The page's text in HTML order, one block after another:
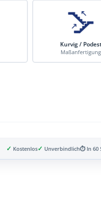
Kurvig /
Maßanfertigung
✓ Kostenlos✓ Unverbindlich⏱ In 60